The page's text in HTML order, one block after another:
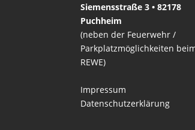
Siemensstraße 3 • 82178
Puchheim
(neben der Feuerwehr /
Parkplatzmöglichkeiten
REWE)
Impressum
Datenschutzerklärung